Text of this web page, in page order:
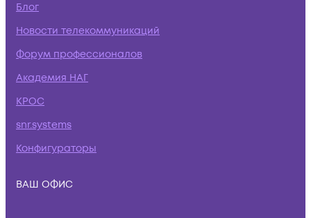
Блог
Новости телекоммуникаций
Форум профессионалов
Академия НАГ
КРОС
snr.systems
Конфигураторы
ВАШ ОФИС